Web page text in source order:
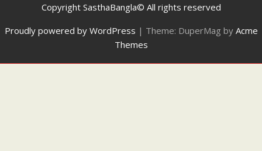
Copyright SasthaBangla© All rights reserved
Proudly powered by WordPress | Theme: DuperMag by Acme
Themes